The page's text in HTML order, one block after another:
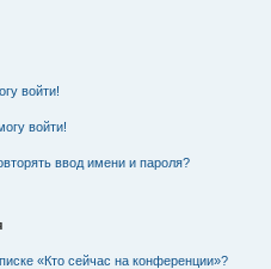
войти!
войти!
ввод имени и пароля?
«Кто сейчас на конференции»?